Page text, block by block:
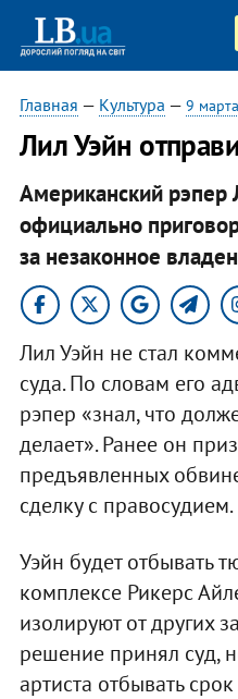
Главная — Культура — 9
Лил Уэйн
Американский
официально
за незаконное
Лил Уэйн не стал
суда. По словам его
рэпер «знал, что
делает». Ранее он
предъявленных
сделку с правосудием.
Уэйн будет отбывать
комплексе Рикерс
изолируют от других
решение принял суд,
артиста отбывать